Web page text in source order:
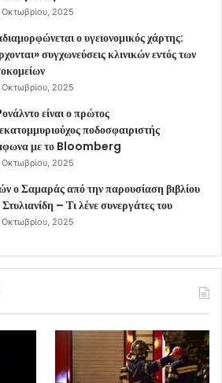
2025
ο υγειονομικός χάρτης:
συγχωνεύσεις κλινικών εντός των
2025
είναι ο πρώτος
ποδοσφαιριστής
με το Bloomberg
2025
ο Σαμαράς από την παρουσίαση βιβλίου
– Τι λένε συνεργάτες του
2025